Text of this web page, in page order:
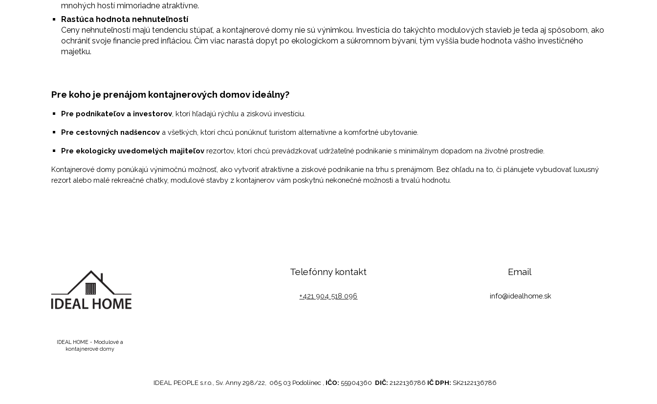
mnohých hostí mimoriadne atraktívne.
Rastúca hodnota nehnuteľností
Ceny nehnuteľností majú tendenciu stúpať, a kontajnerové domy nie sú výnimkou. Investícia do takýchto modulových stavieb je teda aj spôsobom, ako
ochrániť svoje financie pred infláciou. Čím viac narastá dopyt po ekologickom a súkromnom bývaní, tým vyššia bude hodnota vášho investičného
majetku.
Pre koho je prenájom kontajnerových domov ideálny?
Pre podnikateľov a investorov, ktorí hľadajú rýchlu a ziskovú investíciu.
Pre cestovných nadšencova všetkých, ktorí chcú ponúknuť turistom alternatívne a komfortné ubytovanie.
Pre ekologicky uvedomelých majiteľovrezortov, ktorí chcú prevádzkovať udržateľné podnikanie s minimálnym dopadom na životné prostredie.
Kontajnerové domy ponúkajú výnimočnú možnosť, ako vytvoriť atraktívne a ziskové podnikanie na trhu s prenájmom. Bez ohľadu na to, či plánujete vybudovať luxusný
rezort alebo malé rekreačné chatky, modulové stavby z kontajnerov vám poskytnú nekonečné možnosti a trvalú hodnotu.
IDEAL HOME - Modulové a
kontajnerové domy
Telefónny kontakt
+421 904 518 096
Email
info@idealhome.sk
IDEAL PEOPLE s.r.o., Sv. Anny 298/22, 065 03 Podolínec, IČO: 55904360 DIČ: 2122136786 IČ DPH: SK2122136786